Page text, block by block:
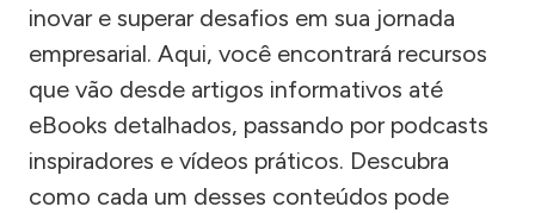
inovar e superar desafios em sua jornada
empresarial. Aqui, você encontrará recursos
que vão desde artigos informativos até
eBooks detalhados, passando por podcasts
inspiradores e vídeos práticos. Descubra
como cada um desses conteúdos pode